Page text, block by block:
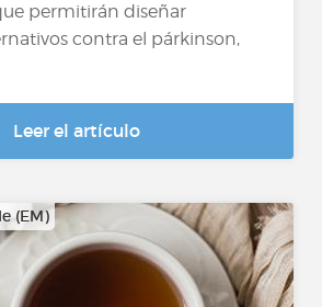
permitirán diseñar
contra el párkinson,
Leer el artículo
(EM)